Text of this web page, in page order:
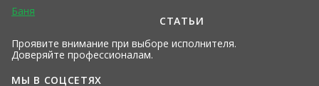
Баня
Проявите внимание при выборе исполнителя.
Доверяйте профессионалам.
СТАТЬИ
МЫ В СОЦСЕТЯХ